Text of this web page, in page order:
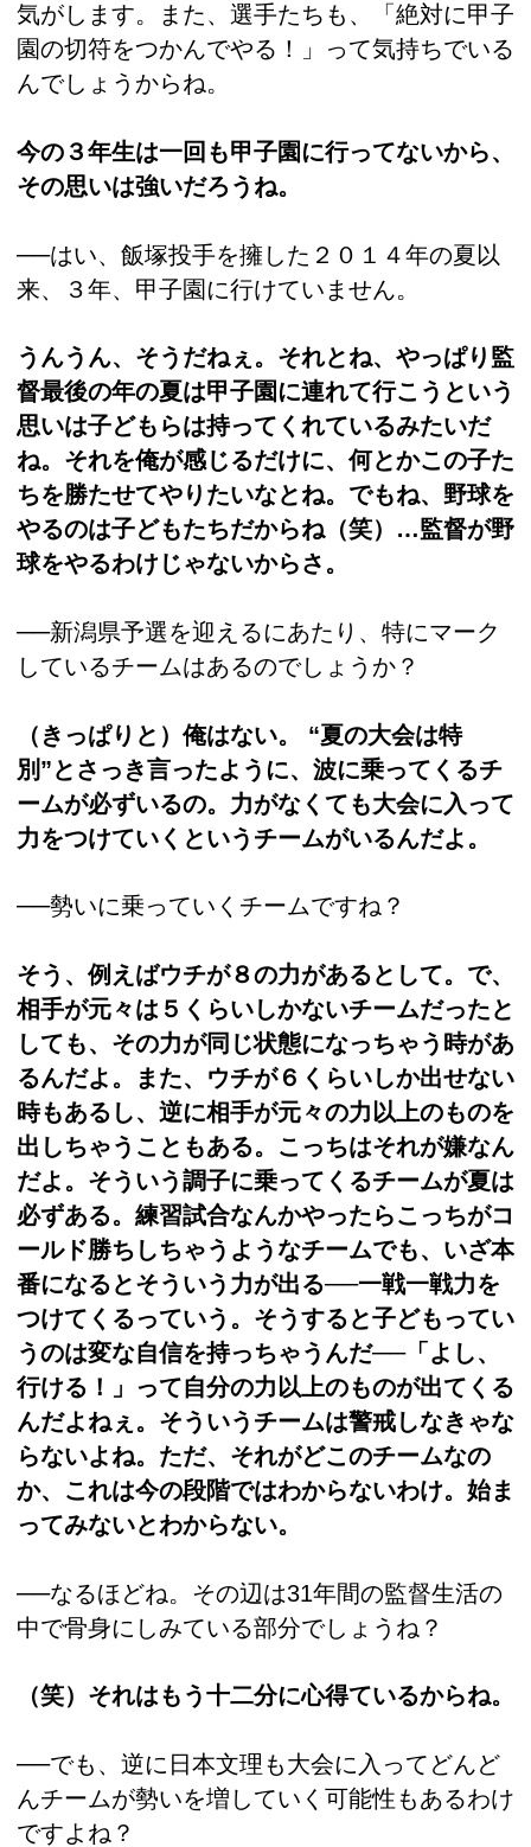
気がします。また、選手たちも、「絶対に甲子
園の切符をつかんでやる！」って気持ちでいる
んでしょうからね。
今の３年生は一回も甲子園に行ってないから、
その思いは強いだろうね。
──はい、飯塚投手を擁した２０１４年の夏以
来、３年、甲子園に行けていません。
うんうん、そうだねぇ。それとね、やっぱり監
督最後の年の夏は甲子園に連れて行こうという
思いは子どもらは持ってくれているみたいだ
ね。それを俺が感じるだけに、何とかこの子た
ちを勝たせてやりたいなとね。でもね、野球を
やるのは子どもたちだからね（笑）…監督が野
球をやるわけじゃないからさ。
──新潟県予選を迎えるにあたり、特にマーク
しているチームはあるのでしょうか？
（きっぱりと）俺はない。 “夏の大会は特
別”とさっき言ったように、波に乗ってくるチ
ームが必ずいるの。力がなくても大会に入って
力をつけていくというチームがいるんだよ。
──勢いに乗っていくチームですね？
そう、例えばウチが８の力があるとして。で、
相手が元々は５くらいしかないチームだったと
しても、その力が同じ状態になっちゃう時があ
るんだよ。また、ウチが６くらいしか出せない
時もあるし、逆に相手が元々の力以上のものを
出しちゃうこともある。こっちはそれが嫌なん
だよ。そういう調子に乗ってくるチームが夏は
必ずある。練習試合なんかやったらこっちがコ
ールド勝ちしちゃうようなチームでも、いざ本
番になるとそういう力が出る──一戦一戦力を
つけてくるっていう。そうすると子どもってい
うのは変な自信を持っちゃうんだ──「よし、
行ける！」って自分の力以上のものが出てくる
んだよねぇ。そういうチームは警戒しなきゃな
らないよね。ただ、それがどこのチームなの
か、これは今の段階ではわからないわけ。始ま
ってみないとわからない。
──なるほどね。その辺は31年間の監督生活の
中で骨身にしみている部分でしょうね？
（笑）それはもう十二分に心得ているからね。
──でも、逆に日本文理も大会に入ってどんど
んチームが勢いを増していく可能性もあるわけ
ですよね？